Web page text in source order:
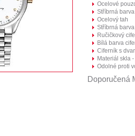
Ocelové
Stříbrná
Ocelový tah
Stříbrná
Ručičkový
Bílá barva
Ciferník s
Materiál skla
Odolné proti
Doporučená